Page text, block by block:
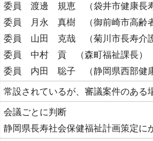
委員 渡邊 規恵 （袋井市健康長寿
委員 月永 真樹 （御前崎市高齢者
委員 山田 克哉 （菊川市長寿介護
委員 中村 貢 （森町福祉課長）
委員 内田 聡子 （静岡県西部健康
常設されているが、審議案件のある
会議ごとに判断
静岡県長寿社会保健福祉計画策定に